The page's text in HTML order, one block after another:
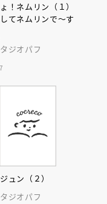
！ネムリン（１）
てネムリンで～す
ジオパフ
ュン（２）
ジオパフ